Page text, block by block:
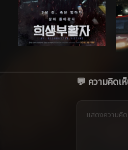
💬 ความคิดเ